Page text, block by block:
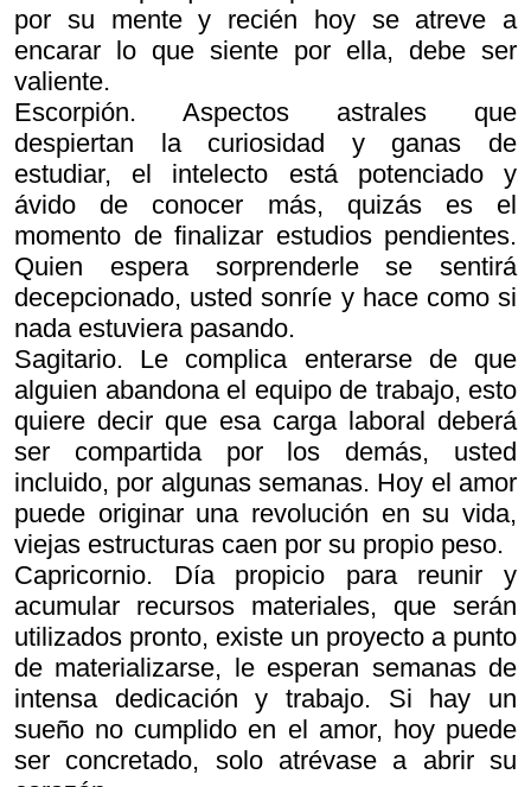
por su mente y recién hoy se atreve a
encarar lo que siente por ella, debe ser
valiente.
Escorpión. Aspectos astrales que
despiertan la curiosidad y ganas de
estudiar, el intelecto está potenciado y
ávido de conocer más, quizás es el
momento de finalizar estudios pendientes.
Quien espera sorprenderle se sentirá
decepcionado, usted sonríe y hace como si
nada estuviera pasando.
Sagitario. Le complica enterarse de que
alguien abandona el equipo de trabajo, esto
quiere decir que esa carga laboral deberá
ser compartida por los demás, usted
incluido, por algunas semanas. Hoy el amor
puede originar una revolución en su vida,
viejas estructuras caen por su propio peso.
Capricornio. Día propicio para reunir y
acumular recursos materiales, que serán
utilizados pronto, existe un proyecto a punto
de materializarse, le esperan semanas de
intensa dedicación y trabajo. Si hay un
sueño no cumplido en el amor, hoy puede
ser concretado, solo atrévase a abrir su